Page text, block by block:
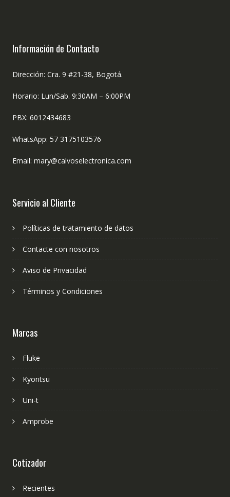
Información de Contacto
Dirección: Cra. 9 #21-38, Bogotá.
Horario: Lun/Sab. 9:30AM – 6:00PM
PBX: 6012434683
WhatsApp: 57 3175103576
Email: mary@calvoselectronica.com
Servicio al Cliente
Políticas de tratamiento de datos
Contacte con nosotros
Aviso de Privacidad
Términos y Condiciones
Marcas
Fluke
Kyoritsu
Uni-t
Amprobe
Cotizador
Recientes